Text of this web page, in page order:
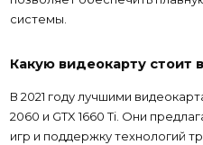
системы.
Какую видеокарту стоит
В 2021 году лучшими
2060 и GTX 1660 Ti. Они
игр и поддержку технологий